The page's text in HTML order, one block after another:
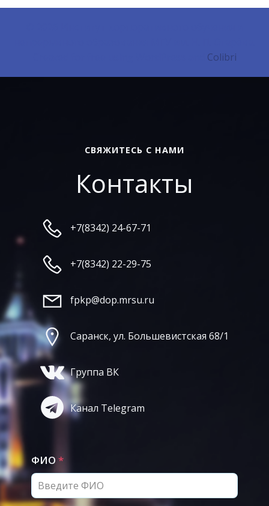
Colibri
СВЯЖИТЕСЬ С НАМИ
Контакты
+7(8342) 24-67-71
+7(8342) 22-29-75
fpkp@dop.mrsu.ru
Саранск, ул. Большевистская 68/1
Группа ВК
Канал Telegram
ФИО *